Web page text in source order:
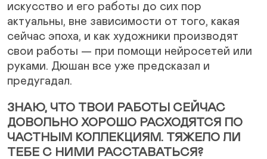
искусство и его работы до сих пор
актуальны, вне зависимости от того, какая
сейчас эпоха, и как художники производят
свои работы — при помощи нейросетей или
руками. Дюшан все уже предсказал и
предугадал.
ЗНАЮ, ЧТО ТВОИ РАБОТЫ СЕЙЧАС
ДОВОЛЬНО ХОРОШО РАСХОДЯТСЯ ПО
ЧАСТНЫМ КОЛЛЕКЦИЯМ. ТЯЖЕЛО ЛИ
ТЕБЕ С НИМИ РАССТАВАТЬСЯ?